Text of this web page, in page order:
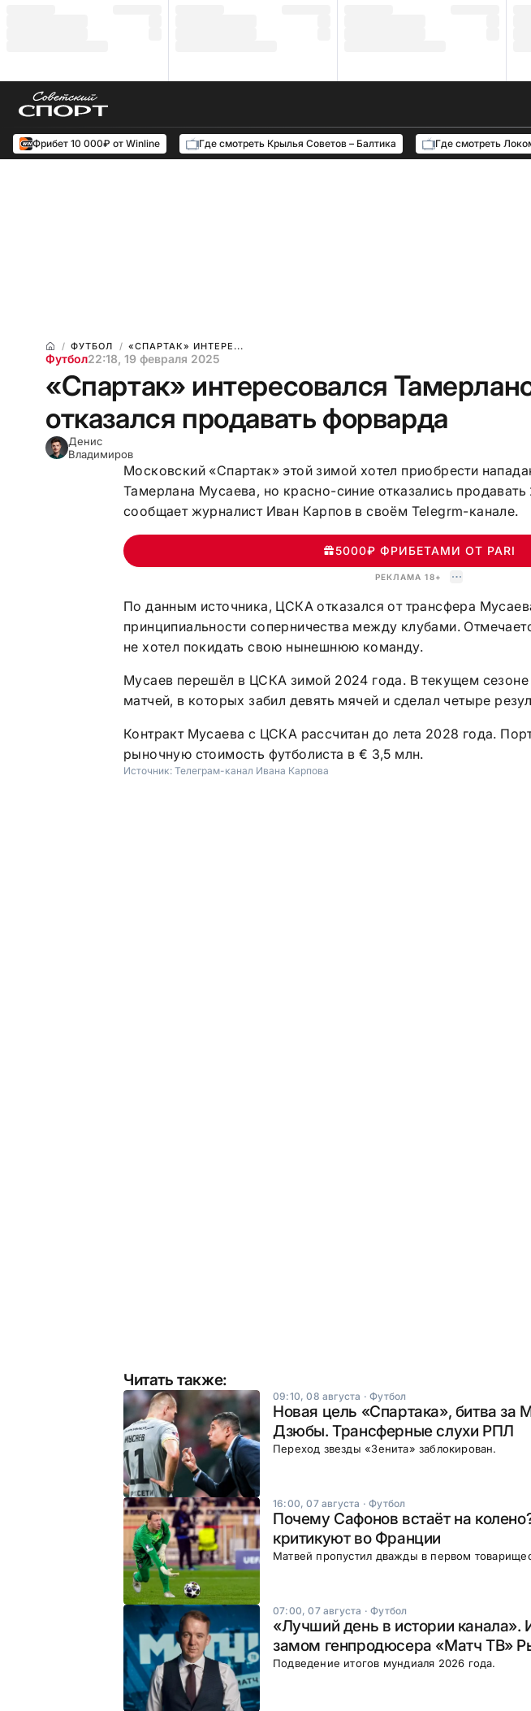
Фрибет 10 000₽ от Winline Где смотреть Крылья Советов – Балтика Где смотреть
ФУТБОЛ «СПАРТАК» ИНТЕРЕ...
Футбол22:18, 19 февраля 2025
«Спартак» интересовался
отказался продавать форварда
Денис
Владимиров
Московский «Спартак» этой зимой хотел приобрести
Тамерлана Мусаева, но красно-синие отказались продавать
сообщает журналист Иван Карпов в своём Telegrm-канале.
5000₽ ФРИБЕТАМИ ОТ PARI
РЕКЛАМА 18+
По данным источника, ЦСКА отказался от трансфера
принципиальности соперничества между клубами.
не хотел покидать свою нынешнюю команду.
Мусаев перешёл в ЦСКА зимой 2024 года. В текущем
матчей, в которых забил девять мячей и сделал четыре
Контракт Мусаева с ЦСКА рассчитан до лета 2028 года.
рыночную стоимость футболиста в € 3,5 млн.
Источник: Телеграм-канал Ивана Карпова
Читать также:
09:10, 08 августа ·Футбол
Новая цель «Спартака», битва за
Дзюбы. Трансферные слухи РПЛ
Переход звезды «Зенита» заблокирован.
16:00, 07 августа ·Футбол
Почему Сафонов встаёт на
критикуют во Франции
Матвей пропустил дважды в первом
07:00, 07 августа ·Футбол
«Лучший день в истории
замом генпродюсера «Матч ТВ»
Подведение итогов мундиаля 2026 года.